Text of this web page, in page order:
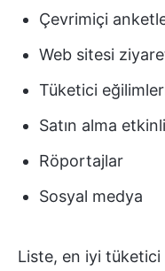
Çevrimiçi
Web sitesi
Tüketici
Satın alma
Röportajlar
Sosyal medya
Liste, en iyi tüketici